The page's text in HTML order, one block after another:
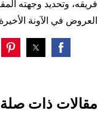
فريقه، وتحديد وجهته
العروض في الآونة
مقالات ذات صلة